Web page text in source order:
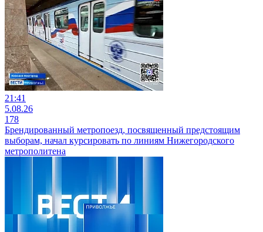
21:41
5.08.26
178
Брендированный метропоезд, посвященный предстоящим
выборам, начал курсировать по линиям Нижегородского
метрополитена